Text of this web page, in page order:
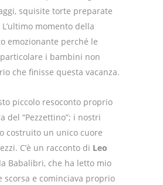
squisite torte preparate
L’ultimo momento della
emozionante perché le
i bambini non
che finisse questa vacanza.
piccolo resoconto proprio
del “Pezzettino”; i nostri
costruito un unico cuore
C’è un racconto di Leo
Babalibri, che ha letto mio
scorsa e cominciava proprio